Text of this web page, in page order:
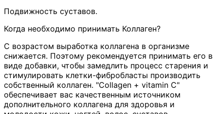
Подвижность суставов.
Когда необходимо принимать Коллаген?
С возрастом выработка коллагена в организме
снижается. Поэтому рекомендуется принимать его в
виде добавки, чтобы замедлить процесс старения и
стимулировать клетки-фибробласты производить
собственный коллаген. "Collagen + vitamin C"
обеспечивает вас качественным источником
дополнительного коллагена для здоровья и